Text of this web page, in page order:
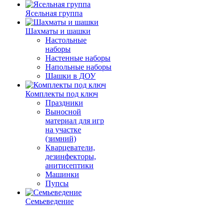
Ясельная группа
Шахматы и шашки
Настольные
наборы
Настенные наборы
Напольные наборы
Шашки в ДОУ
Комплекты под ключ
Праздники
Выносной
материал для игр
на участке
(зимний)
Кварцеватели,
дезинфекторы,
анитисептики
Машинки
Пупсы
Семьеведение